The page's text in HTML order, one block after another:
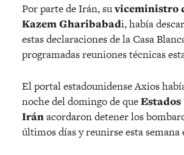
Por parte de Irán, suviceministro
Kazem Gharibabadi, había
estas declaraciones de la Casa
programadas reuniones técnicas
El portal estadounidense Axios
noche del domingo de queEstados
Iránacordaron detener los
últimos días y reunirse esta semana